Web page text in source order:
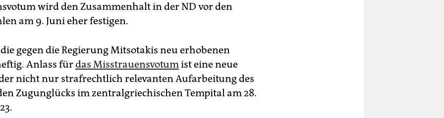
wird den Zusammenhalt in der ND vor den
am 9. Juni eher festigen.
gegen die Regierung Mitsotakis neu erhobenen
Anlass fürdas Misstrauensvotumist eine neue
nicht nur strafrechtlich relevanten Aufarbeitung des
Zugunglücks im zentralgriechischen Tempital am 28.